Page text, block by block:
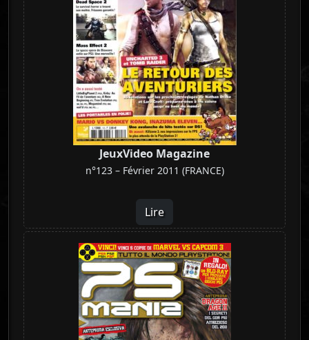
JeuxVideo Magazine
n°123 – Février 2011 (FRANCE)
Lire